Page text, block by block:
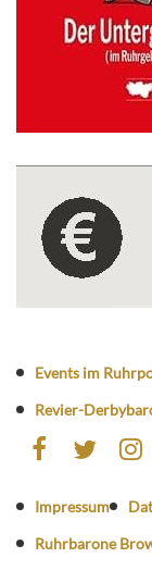
Events im
Revier-
Impressum
Ruhrbarone